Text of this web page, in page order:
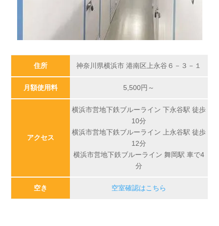
住所 神奈川県横浜市 港南区上永谷６－３－１
月額使用料 5,500円～
アクセス
横浜市営地下鉄ブルーライン 下永谷駅 徒歩
10分
横浜市営地下鉄ブルーライン 上永谷駅 徒歩
12分
横浜市営地下鉄ブルーライン 舞岡駅 車で4
分
空き 空室確認はこちら